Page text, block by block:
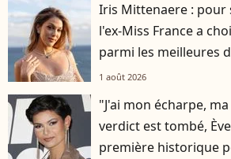
Iris Mittenaere : pour
l'ex-Miss France a
parmi les meilleures
1 août 2026
"J'ai mon écharpe,
verdict est tombé,
première historique